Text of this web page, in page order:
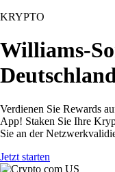
KRYPTO
Williams-
Verdienen Sie Rewards
App! Staken Sie Ihre
Sie an der
Jetzt starten